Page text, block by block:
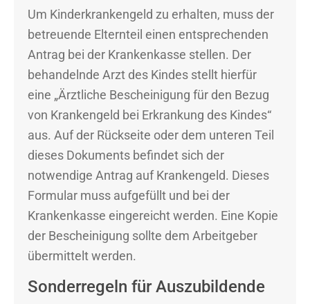
Um Kinderkrankengeld zu erhalten, muss der
betreuende Elternteil einen entsprechenden
Antrag bei der Krankenkasse stellen. Der
behandelnde Arzt des Kindes stellt hierfür
eine „Ärztliche Bescheinigung für den Bezug
von Krankengeld bei Erkrankung des Kindes“
aus. Auf der Rückseite oder dem unteren Teil
dieses Dokuments befindet sich der
notwendige Antrag auf Krankengeld. Dieses
Formular muss aufgefüllt und bei der
Krankenkasse eingereicht werden. Eine Kopie
der Bescheinigung sollte dem Arbeitgeber
übermittelt werden.
Sonderregeln für Auszubildende